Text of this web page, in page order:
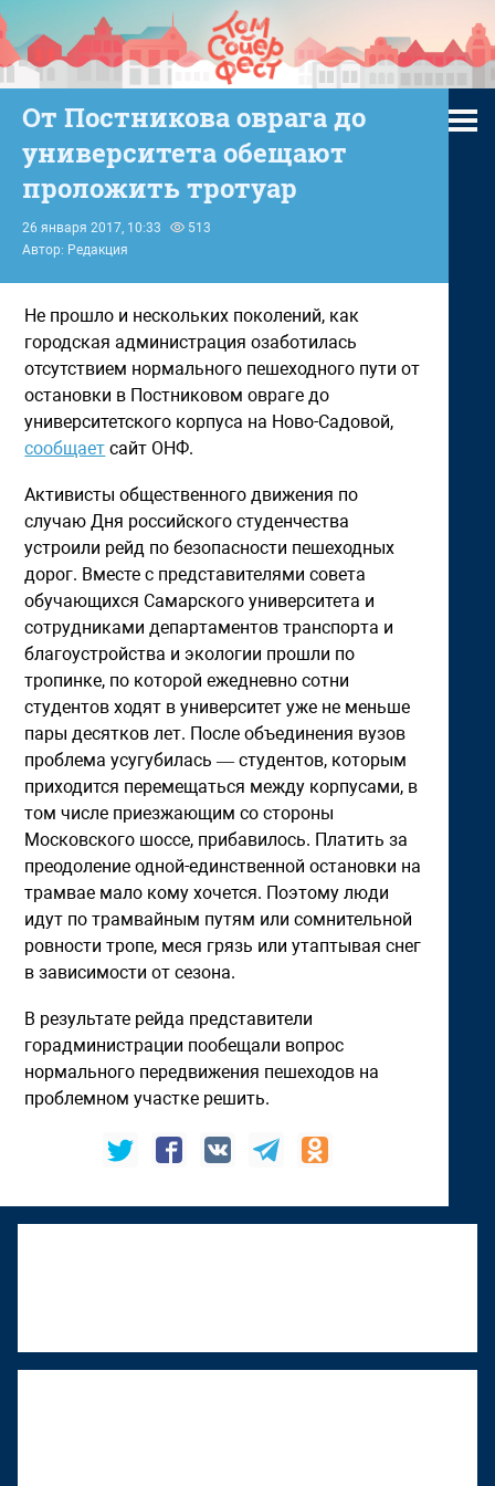
От Постникова оврага до
университета обещают
проложить тротуар
26 января 2017, 10:33
513
Автор: Редакция
Не прошло и нескольких поколений, как
городская администрация озаботилась
отсутствием нормального пешеходного пути от
остановки в Постниковом овраге до
университетского корпуса на Ново-Садовой,
сообщает сайт ОНФ.
Активисты общественного движения по
случаю Дня российского студенчества
устроили рейд по безопасности пешеходных
дорог. Вместе с представителями совета
обучающихся Самарского университета и
сотрудниками департаментов транспорта и
благоустройства и экологии прошли по
тропинке, по которой ежедневно сотни
студентов ходят в университет уже не меньше
пары десятков лет. После объединения вузов
проблема усугубилась — студентов, которым
приходится перемещаться между корпусами, в
том числе приезжающим со стороны
Московского шоссе, прибавилось. Платить за
преодоление одной-единственной остановки на
трамвае мало кому хочется. Поэтому люди
идут по трамвайным путям или сомнительной
ровности тропе, меся грязь или утаптывая снег
в зависимости от сезона.
В результате рейда представители
горадминистрации пообещали вопрос
нормального передвижения пешеходов на
проблемном участке решить.